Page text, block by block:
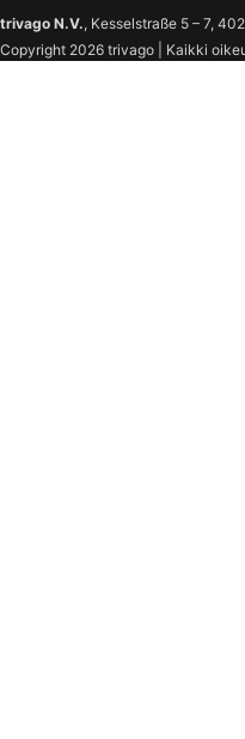
trivago N.V., Kesselstraße 5 – 7,
Copyright 2026 trivago | Kaikki